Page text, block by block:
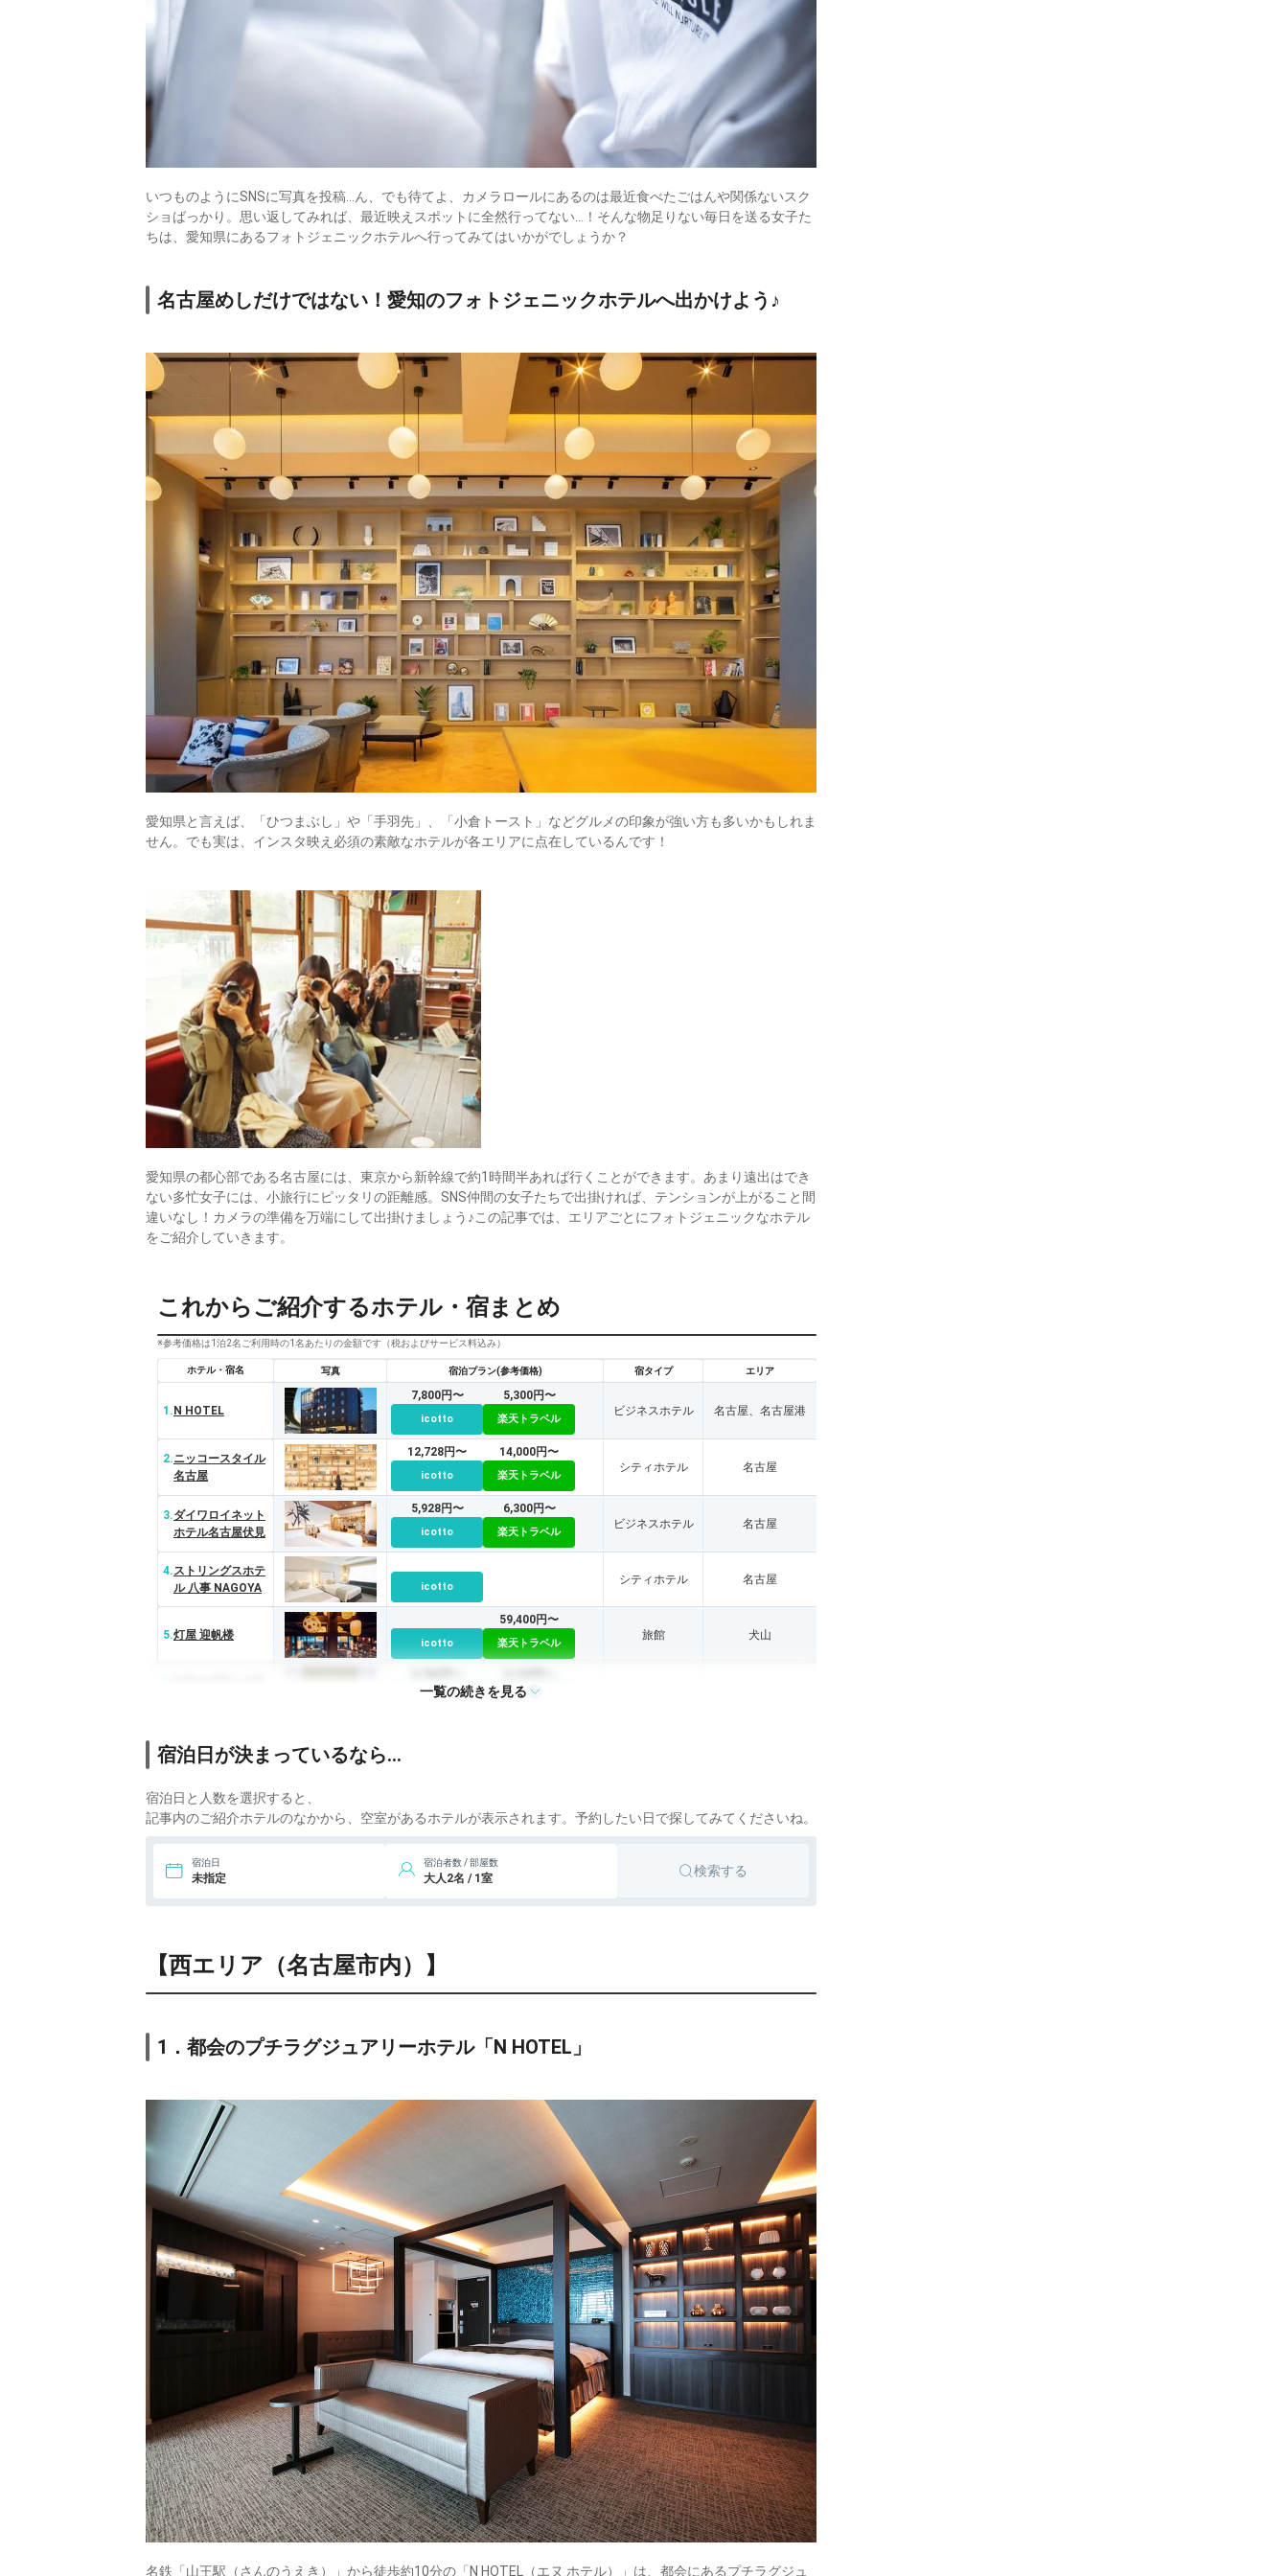
いつものようにSNSに写真を投稿…ん、でも待てよ、カメラロールにあるのは最近食べたごはんや関係ないスク
ショばっかり。思い返してみれば、最近映えスポットに全然行ってない…！そんな物足りない毎日を送る女子た
ちは、愛知県にあるフォトジェニックホテルへ行ってみてはいかがでしょうか？
名古屋めしだけではない！愛知のフォトジェニックホテルへ出かけよう♪
愛知県と言えば、「ひつまぶし」や「手羽先」、「小倉トースト」などグルメの印象が強い方も多いかもしれま
せん。でも実は、インスタ映え必須の素敵なホテルが各エリアに点在しているんです！
愛知県の都心部である名古屋には、東京から新幹線で約1時間半あれば行くことができます。あまり遠出はでき
ない多忙女子には、小旅行にピッタリの距離感。SNS仲間の女子たちで出掛ければ、テンションが上がること間
違いなし！カメラの準備を万端にして出掛けましょう♪この記事では、エリアごとにフォトジェニックなホテル
をご紹介していきます。
これからご紹介するホテル・宿まとめ
※参考価格は1泊2名ご利用時の1名あたりの金額です（税およびサービス料込み）
ホテル・宿名 写真 宿泊プラン(参考価格) 宿タイプ エリア
1.N HOTEL
7,800円〜
icotto
5,300円〜
楽天トラベル
ビジネスホテル 名古屋、名古屋港
2.ニッコースタイル
名古屋
12,728円〜
icotto
14,000円〜
楽天トラベル
シティホテル 名古屋
3.ダイワロイネット
ホテル名古屋伏見
5,928円〜
icotto
6,300円〜
楽天トラベル
ビジネスホテル 名古屋
4. ストリングスホテ
ル 八事 NAGOYA
icotto
シティホテル 名古屋
5.灯屋 迎帆楼
icotto
59,400円〜
楽天トラベル
旅館 犬山
城）
icotto 楽天トラベル
ゾート
8. 湯谷温泉 合掌造り
の宿 はづ合掌
icotto 楽天トラベル
テル
44,000円〜
icotto
16,000円〜
楽天トラベル
一覧の続きを見る
宿泊日が決まっているなら…
宿泊日と人数を選択すると、
記事内のご紹介ホテルのなかから、空室があるホテルが表示されます。予約したい日で探してみてくださいね。
宿泊日
未指定
宿泊者数 / 部屋数
大人2名 / 1室 検索する
【西エリア（名古屋市内）】
1．都会のプチラグジュアリーホテル「N HOTEL」
名鉄「山王駅（さんのうえき）」から徒歩約10分の「N HOTEL（エヌ ホテル）」は、都会にあるプチラグジュ